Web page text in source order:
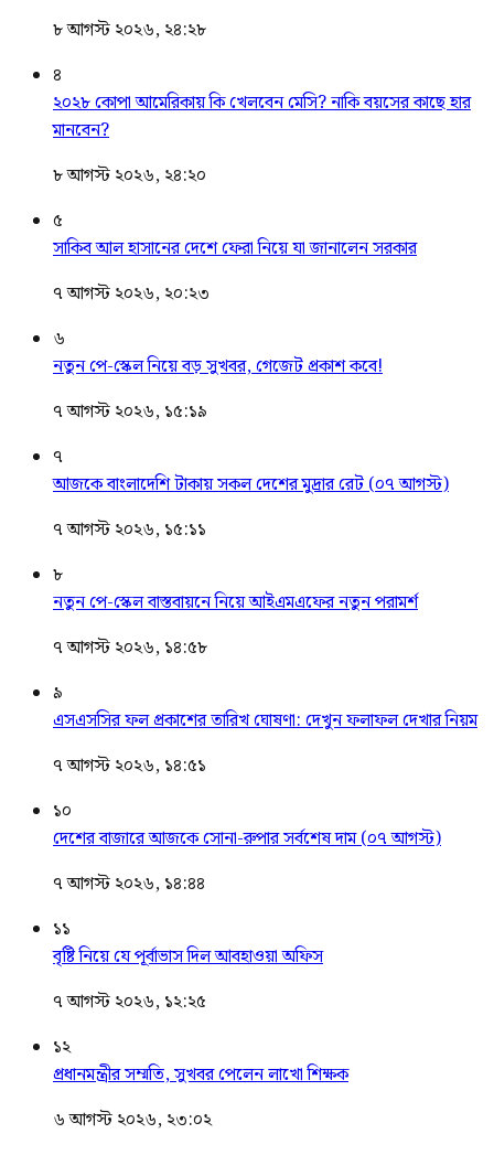
৮ আগস্ট ২০২৬, ২৪:২৮
৪
২০২৮ কোপা আমেরিকায় কি খেলবেন মেসি? নাকি বয়সের কাছে হার
মানবেন?
৮ আগস্ট ২০২৬, ২৪:২০
৫
সাকিব আল হাসানের দেশে ফেরা নিয়ে যা জানালেন সরকার
৭ আগস্ট ২০২৬, ২০:২৩
৬
নতুন পে-স্কেল নিয়ে বড় সুখবর, গেজেট প্রকাশ কবে!
৭ আগস্ট ২০২৬, ১৫:১৯
৭
আজকে বাংলাদেশি টাকায় সকল দেশের মুদ্রার রেট (০৭ আগস্ট)
৭ আগস্ট ২০২৬, ১৫:১১
৮
নতুন পে-স্কেল বাস্তবায়নে নিয়ে আইএমএফের নতুন পরামর্শ
৭ আগস্ট ২০২৬, ১৪:৫৮
৯
এসএসসির ফল প্রকাশের তারিখ ঘোষণা: দেখুন ফলাফল দেখার নিয়ম
৭ আগস্ট ২০২৬, ১৪:৫১
১০
দেশের বাজারে আজকে সোনা-রুপার সর্বশেষ দাম (০৭ আগস্ট)
৭ আগস্ট ২০২৬, ১৪:৪৪
১১
বৃষ্টি নিয়ে যে পূর্বাভাস দিল আবহাওয়া অফিস
৭ আগস্ট ২০২৬, ১২:২৫
১২
প্রধানমন্ত্রীর সম্মতি, সুখবর পেলেন লাখো শিক্ষক
৬ আগস্ট ২০২৬, ২৩:০২